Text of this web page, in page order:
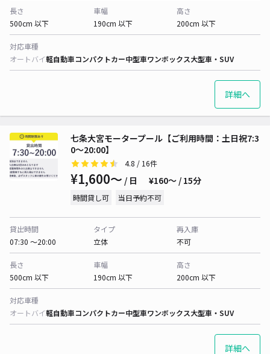
長さ
500cm 以下
車幅
190cm 以下
高さ
200cm 以下
対応車種
オートバイ軽自動車コンパクトカー中型車ワンボックス大型車・SUV
詳細へ
七条大宮モータープール【ご利用時間：土日祝7:3
0～20:00】
4.8 / 16件
¥1,600〜 / 日 ¥160〜 / 15分
時間貸し可 当日予約不可
貸出時間
07:30 〜20:00
タイプ
立体
再入庫
不可
長さ
500cm 以下
車幅
190cm 以下
高さ
200cm 以下
対応車種
オートバイ軽自動車コンパクトカー中型車ワンボックス大型車・SUV
詳細へ